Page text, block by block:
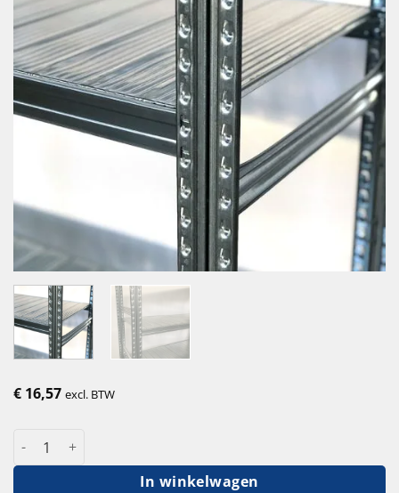
€ 16,57 excl. BTW
S1 verzinkte legbordstelling losse laag 135cm lengte - 32cm
In winkelwagen